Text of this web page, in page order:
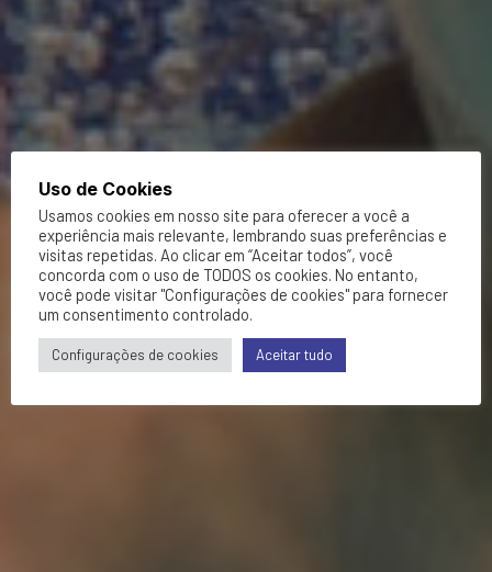
Uso de Cookies
Usamos cookies em nosso site para oferecer a você a
experiência mais relevante, lembrando suas preferências e
visitas repetidas. Ao clicar em “Aceitar todos”, você
concorda com o uso de TODOS os cookies. No entanto,
você pode visitar "Configurações de cookies" para fornecer
um consentimento controlado.
Configurações de cookies Aceitar tudo